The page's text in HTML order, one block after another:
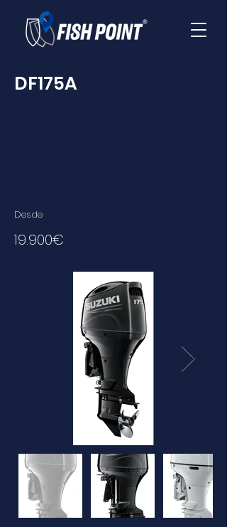
DF175A
Desde
19.900€